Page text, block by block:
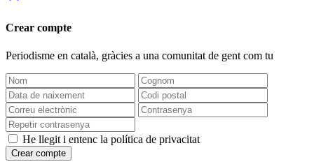
Crear compte
Periodisme en català, gràcies a una comunitat de gent com tu
He llegit i entenc la política de privacitat
Crear compte